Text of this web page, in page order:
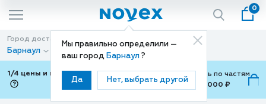
Мы правильно определили —
ваш город Барнаул ?
Да Нет, выбрать другой
0
Город доставки
Барнаул
Способ доставки
Доставка
1/4 цены и покупки ваши с Подели
Можно оплатить по частям
от 700 ₽ до 15,000 ₽